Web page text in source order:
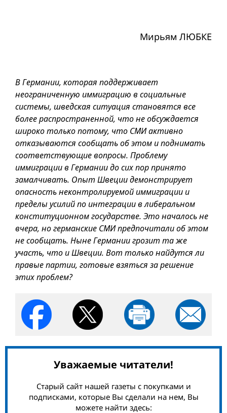
Мирьям ЛЮБКЕ
В Германии, которая поддерживает
неограниченную иммиграцию в социальные
системы, шведская ситуация становятся всe
более распространенной, что не обсуждается
широко только потому, что СМИ активно
отказываются сообщать об этом и поднимать
соответствующие вопросы. Проблему
иммиграции в Германии до сих пор принято
замалчивать. Опыт Швеции демонстрирует
опасность неконтролируемой иммиграции и
пределы усилий по интеграции в либеральном
конституционном государстве. Это началось не
вчера, но германские СМИ предпочитали об этом
не сообщать. Ныне Германии грозит та же
участь, что и Швеции. Вот только найдутся ли
правые партии, готовые взяться за решение
этих проблем?
Уважаемые читатели!
Старый сайт нашей газеты с покупками и
подписками, которые Вы сделали на нем, Вы
можете найти здесь: